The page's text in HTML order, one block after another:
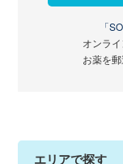
「
オンラ
お薬を
エリアで探す